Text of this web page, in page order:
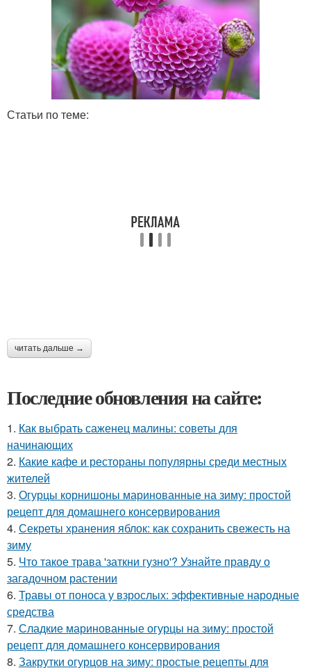
Статьи по теме:
читать дальше →
Последние обновления на сайте:
1. Как выбрать саженец малины: советы для
начинающих
2. Какие кафе и рестораны популярны среди местных
жителей
3. Огурцы корнишоны маринованные на зиму: простой
рецепт для домашнего консервирования
4. Секреты хранения яблок: как сохранить свежесть на
зиму
5. Что такое трава 'заткни гузно'? Узнайте правду о
загадочном растении
6. Травы от поноса у взрослых: эффективные народные
средства
7. Сладкие маринованные огурцы на зиму: простой
рецепт для домашнего консервирования
8. Закрутки огурцов на зиму: простые рецепты для